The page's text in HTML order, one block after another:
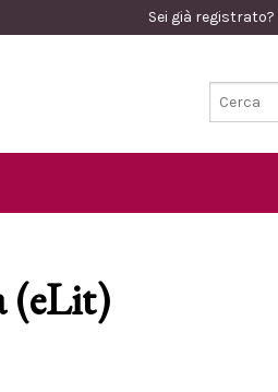
Sei già registrato?
(eLit)